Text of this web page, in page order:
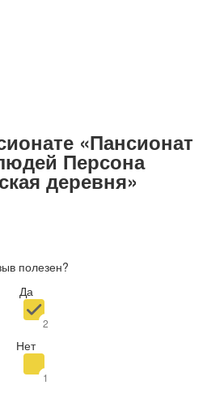
«Пансионат
Персона
деревня»
полезен?
Да
2
Нет
1